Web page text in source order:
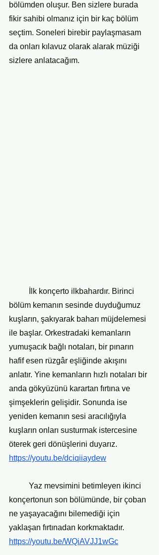
bölümden oluşur. Ben sizlere burada
fikir sahibi olmanız için bir kaç bölüm
seçtim. Soneleri birebir paylaşmasam
da onları kılavuz olarak alarak müziği
sizlere anlatacağım.
bölüm kemanın sesinde duyduğumuz
kuşların, şakıyarak baharı müjdelemesi
ile başlar. Orkestradaki kemanların
yumuşacık bağlı notaları, bir pınarın
hafif esen rüzgâr eşliğinde akışını
anlatır. Yine kemanların hızlı notaları bir
anda gökyüzünü karartan fırtına ve
şimşeklerin gelişidir. Sonunda ise
yeniden kemanın sesi aracılığıyla
kuşların onları susturmak istercesine
öterek geri dönüşlerini duyarız.
https://youtu.be/dciqiiaydew
konçertonun son bölümünde, bir çoban
ne yaşayacağını bilemediği için
yaklaşan fırtınadan korkmaktadır.
https://youtu.be/WQiAVJJ1wGc